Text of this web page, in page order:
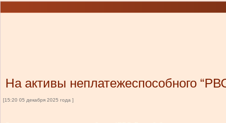
На активы неплатежеспособного
[15:20 05 декабря 2025 года ]